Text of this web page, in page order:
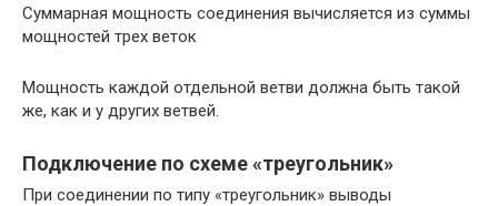
Суммарная мощность соединения вычисляется из суммы
мощностей трех веток
Мощность каждой отдельной ветви должна быть такой
же, как и у других ветвей.
Подключение по схеме «треугольник»
При соединении по типу «треугольник» выводы